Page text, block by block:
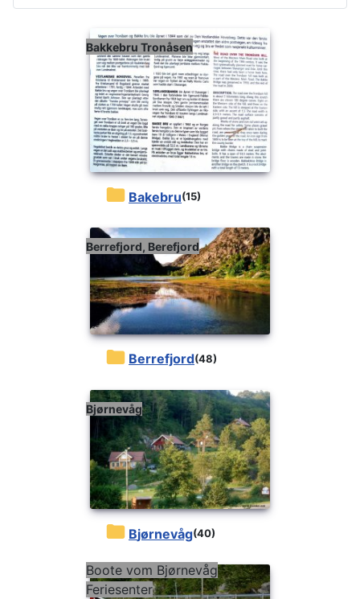
Bakebru(15)
Bakkebru Tronåsen
Berrefjord(48)
Berrefjord, Berefjord
Bjørnevåg(40)
Bjørnevåg
Boote vom Bjørnevåg
Feriesenter